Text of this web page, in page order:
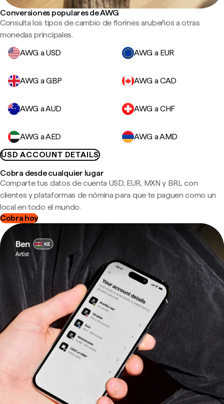
Conversiones populares de AWG
Consulta los tipos de cambio de florines arubeños a otras
monedas principales.
AWG a USD
AWG a EUR
AWG a GBP AWG a CAD
AWG a AUD AWG a CHF
AWG a AED
AWG a AMD
USD ACCOUNT DETAILS
Cobra desde cualquier lugar
Comparte tus datos de cuenta USD, EUR, MXN y BRL con
clientes y plataformas de nómina para que te paguen como un
local en todo el mundo.
Cobra hoy